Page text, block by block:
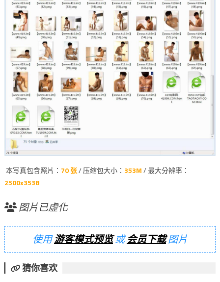
本写真包含照片： 70 张/ 压缩包大小： 353M/ 最大分辨率：
2500x3538
图片已虚化
使用游客模式预览或会员下载图片
猜你喜欢